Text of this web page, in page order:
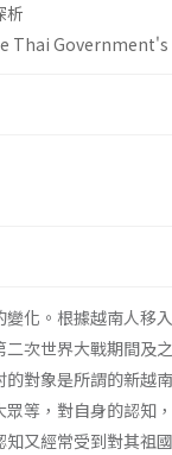
析
化。根據越南人移
次世界大戰期間
對象是所謂的新
等，對自身的認
又經常受到對其